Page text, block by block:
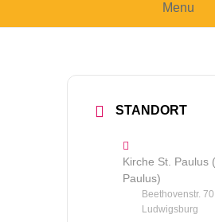
Menu
STANDORT
Kirche St. Paulus
Paulus)
Beethovenstr.
Ludwigsburg